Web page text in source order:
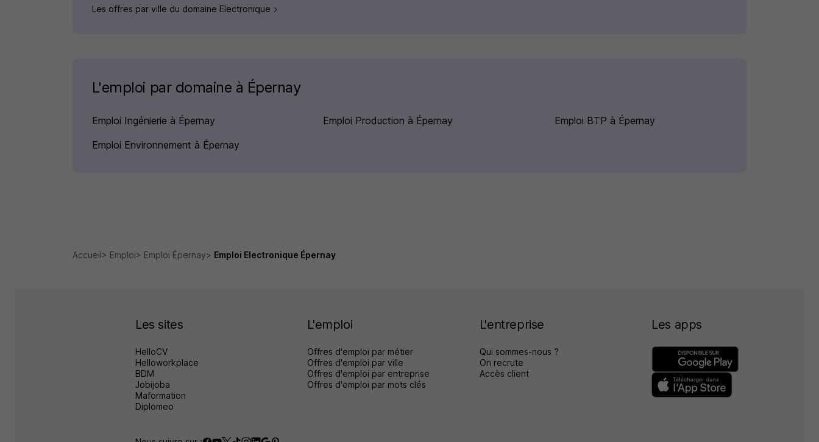
Les offres par ville du domaine Electronique
L'emploi par domaine à Épernay
Emploi Ingénierie à Épernay Emploi Production à Épernay
Emploi BTP à Épernay
Emploi Environnement à Épernay
Accueil Emploi Emploi Épernay Emploi Electronique Épernay
Les sites
HelloCV
Helloworkplace
BDM
Jobijoba
Maformation
Diplomeo
L'emploi
Offres d'emploi par métier
Offres d'emploi par ville
Offres d'emploi par entreprise
Offres d'emploi par mots clés
L'entreprise
Qui sommes-nous ?
On recrute
Accès client
Les apps